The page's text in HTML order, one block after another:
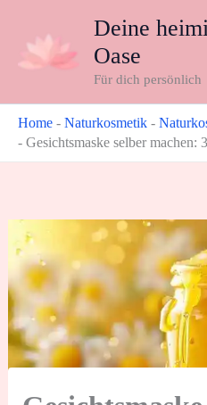
springen
Deine
Oase
Für dich persönlich
Home - Naturkosmetik -
- Gesichtsmaske selber machen: